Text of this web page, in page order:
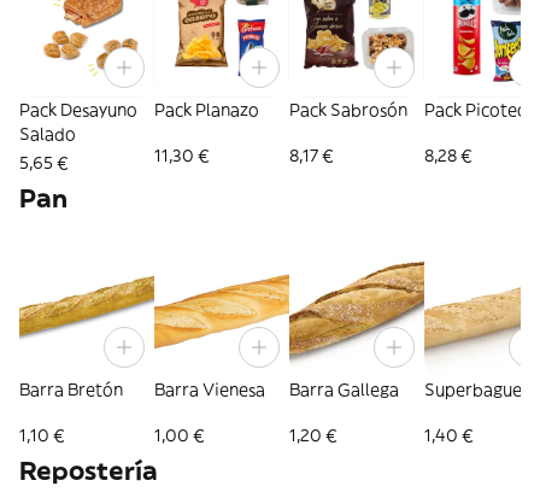
Pack Desayuno
Salado
5,65 €
Pack Planazo
11,30 €
Pack Sabrosón
8,17 €
Pack Picoteo
8,28 €
Pan
Barra Bretón
1,10 €
Barra Vienesa
1,00 €
Barra Gallega
1,20 € 1,40 €
Repostería